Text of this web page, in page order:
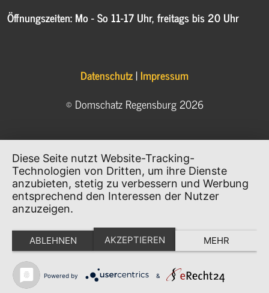
Öffnungszeiten: Mo - So 11-17 Uhr, freitags bis 20 Uhr
Datenschutz|Impressum
© Domschatz Regensburg 2026
Diese Seite nutzt Website-Tracking-
Technologien von Dritten, um ihre Dienste
anzubieten, stetig zu verbessern und Werbung
entsprechend den Interessen der Nutzer
anzuzeigen.
ABLEHNEN AKZEPTIEREN MEHR
Powered by &